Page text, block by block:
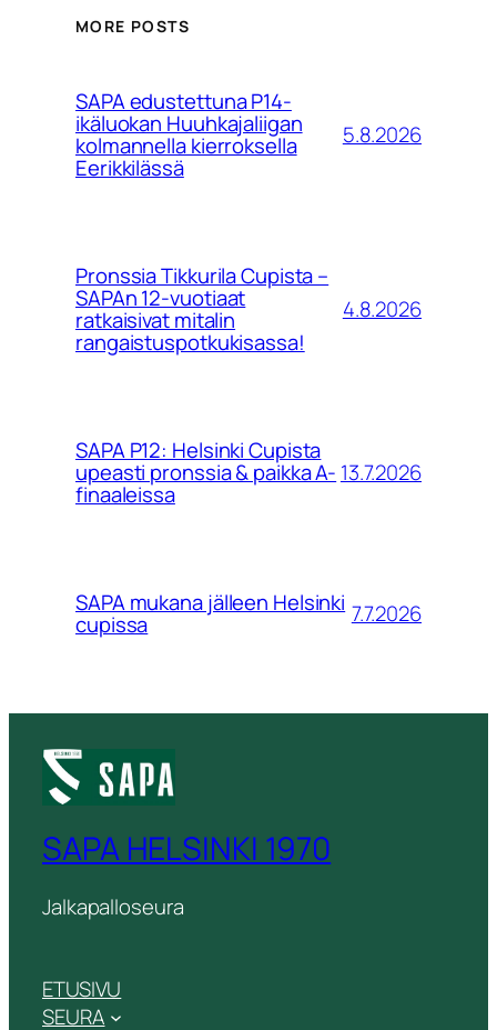
MORE POSTS
SAPA edustettuna P14-
ikäluokan Huuhkajaliigan
kolmannella kierroksella
Eerikkilässä
5.8.2026
Pronssia Tikkurila Cupista –
SAPAn 12-vuotiaat
ratkaisivat mitalin
rangaistuspotkukisassa!
4.8.2026
SAPA P12: Helsinki Cupista
upeasti pronssia & paikka A-
finaaleissa
13.7.2026
SAPA mukana jälleen Helsinki
cupissa 7.7.2026
SAPA HELSINKI 1970
Jalkapalloseura
ETUSIVU
SEURA